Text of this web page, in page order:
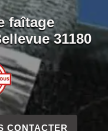
faîtage
31180
CONTACTER